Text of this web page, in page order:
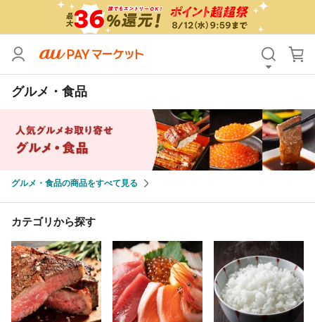
グルメ・食品
グルメ・食品の商品をすべて見る
カテゴリから探す
カテゴリ すべて
価格
支払い方法 すべて
送料無料
Pontaパス特典対象すべて
サンキュー配送対象 レビューキャンペーン
キーワード